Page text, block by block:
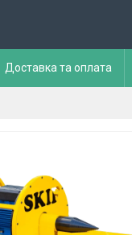
Доставка та оплата